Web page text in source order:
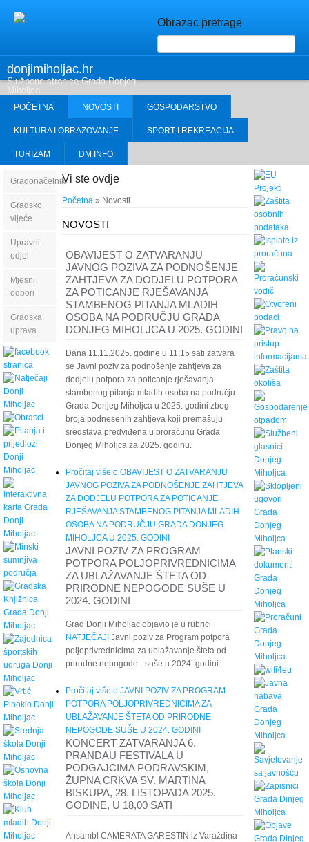
donjimiholjac.hr
Službene stranice Grada Donjeg
Miholjca
Obrazac pretrage
POČETNA NOVOSTI GOSPODARSTVO
KULTURA I OBRAZOVANJE SPORT I REKREACIJA
TURIZAM DM INFO
Vi ste ovdje
Početna» Novosti
NOVOSTI
OBAVIJEST O ZATVARANJU
JAVNOG POZIVA ZA PODNOŠENJE
ZAHTJEVA ZA DODJELU POTPORA
ZA POTICANJE RJEŠAVANJA
STAMBENOG PITANJA MLADIH
OSOBA NA PODRUČJU GRADA
DONJEG MIHOLJCA U 2025. GODINI
Dana 11.11.2025. godine u 11:15 sati zatvara
se Javni poziv za podnošenje zahtjeva za
dodjelu potpora za poticanje rješavanja
stambenog pitanja mladih osoba na području
Grada Donjeg Miholjca u 2025. godini zbog
broja podnesenih zahtjeva koji premašuju
sredstava predviđena u proračunu Grada
Donjeg Miholjca za 2025. godinu.
Pročitaj više o OBAVIJEST O ZATVARANJU
JAVNOG POZIVA ZA PODNOŠENJE ZAHTJEVA
ZA DODJELU POTPORA ZA POTICANJE
RJEŠAVANJA STAMBENOG PITANJA MLADIH
OSOBA NA PODRUČJU GRADA DONJEG
MIHOLJCA U 2025. GODINI
JAVNI POZIV ZA PROGRAM
POTPORA POLJOPRIVREDNICIMA
ZA UBLAŽAVANJE ŠTETA OD
PRIRODNE NEPOGODE SUŠE U
2024. GODINI
Grad Donji Miholjac objavio je u rubrici
NATJEČAJI Javni poziv za Program potpora
poljoprivrednicima za ublažavanje šteta od
prirodne nepogode - suše u 2024. godini.
Pročitaj više o JAVNI POZIV ZA PROGRAM
POTPORA POLJOPRIVREDNICIMA ZA
UBLAŽAVANJE ŠTETA OD PRIRODNE
NEPOGODE SUŠE U 2024. GODINI
KONCERT ZATVARANJA 6.
PRANDAU FESTIVALA U
PODGAJCIMA PODRAVSKIM,
ŽUPNA CRKVA SV. MARTINA
BISKUPA, 28. LISTOPADA 2025.
GODINE, U 18,00 SATI
Ansambl CAMERATA GARESTIN iz Varaždina
Gradonačelnik
Gradsko
vijeće
Upravni
odjel
Mjesni
odbori
Gradska
uprava